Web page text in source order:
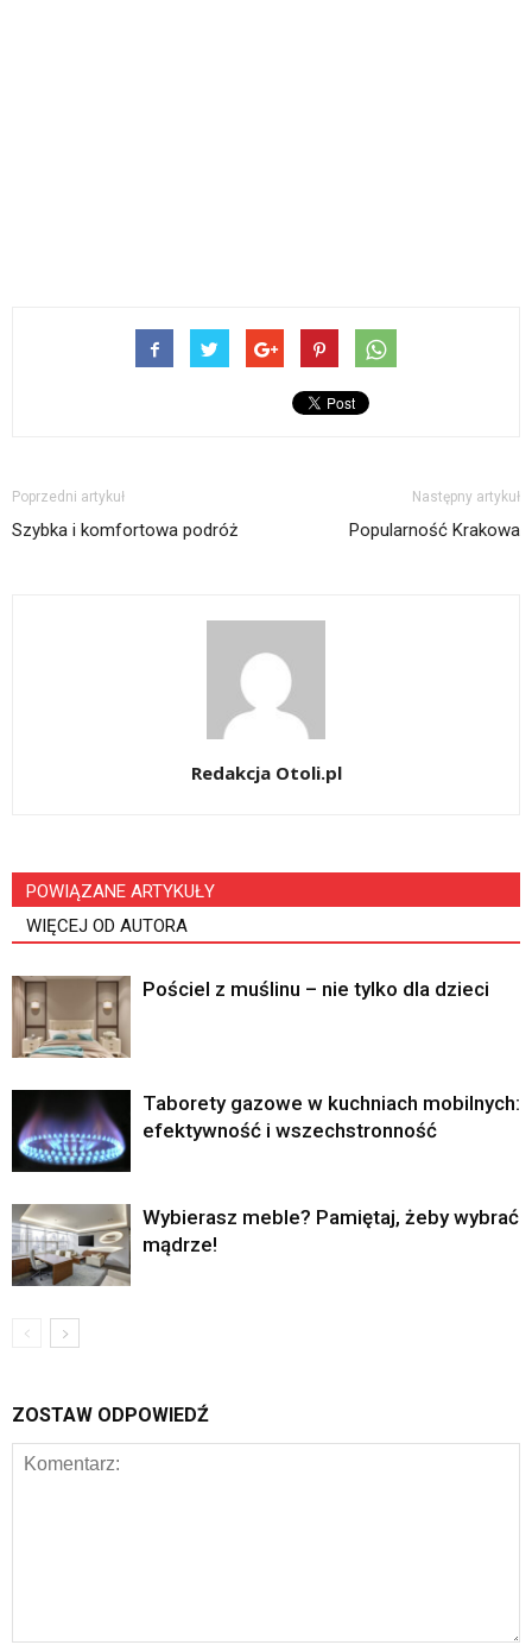
Poprzedni artykuł
Szybka i komfortowa podróż
Następny artykuł
Popularność Krakowa
Redakcja Otoli.pl
POWIĄZANE ARTYKUŁY
WIĘCEJ OD AUTORA
Pościel z muślinu – nie tylko dla dzieci
Taborety gazowe w kuchniach mobilnych:
efektywność i wszechstronność
Wybierasz meble? Pamiętaj, żeby wybrać
mądrze!
ZOSTAW ODPOWIEDŹ